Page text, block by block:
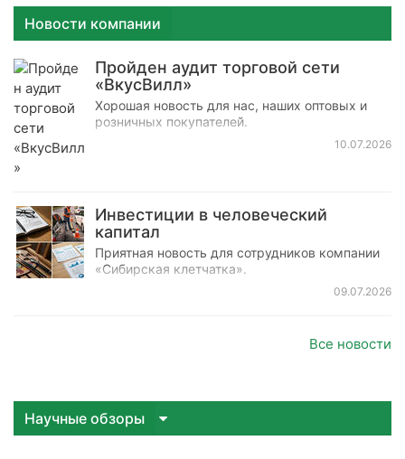
Новости компании
Пройден аудит торговой сети
«ВкусВилл»
Хорошая новость для нас, наших оптовых и
розничных покупателей.
10.07.2026
Инвестиции в человеческий
капитал
Приятная новость для сотрудников компании
«Сибирская клетчатка».
09.07.2026
Все новости
Научные обзоры